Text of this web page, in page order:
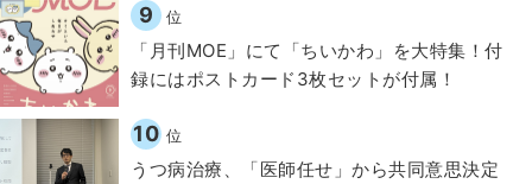
9 位
「月刊MOE」にて「ちいかわ」を大特集！付
録にはポストカード3枚セットが付属！
10 位
うつ病治療、「医師任せ」から共同意思決定